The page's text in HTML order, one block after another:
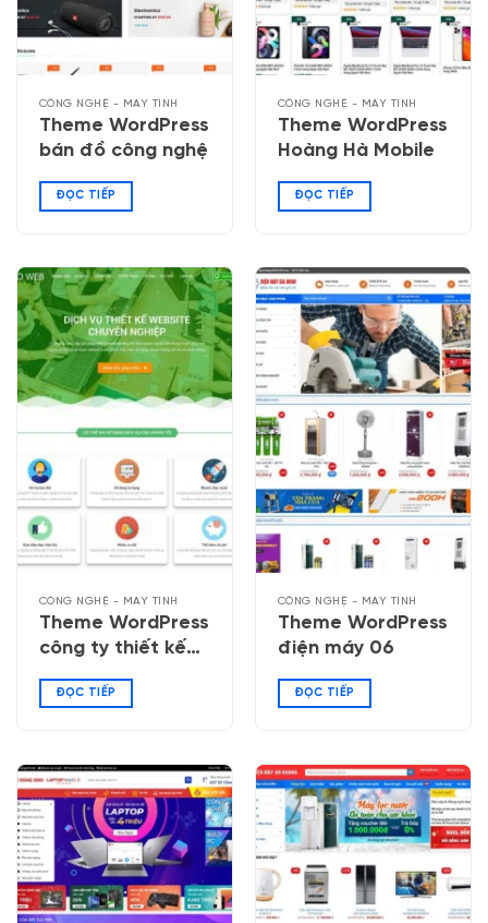
CÔNG NGHỆ - MÁY TÍNH
Theme WordPress
bán đồ công nghệ
ĐỌC TIẾP
CÔNG NGHỆ - MÁY TÍNH
Theme WordPress
Hoàng Hà Mobile
ĐỌC TIẾP
CÔNG NGHỆ - MÁY TÍNH
Theme WordPress
công ty thiết kế
Website 03
ĐỌC TIẾP
CÔNG NGHỆ - MÁY TÍNH
Theme WordPress
điện máy 06
ĐỌC TIẾP